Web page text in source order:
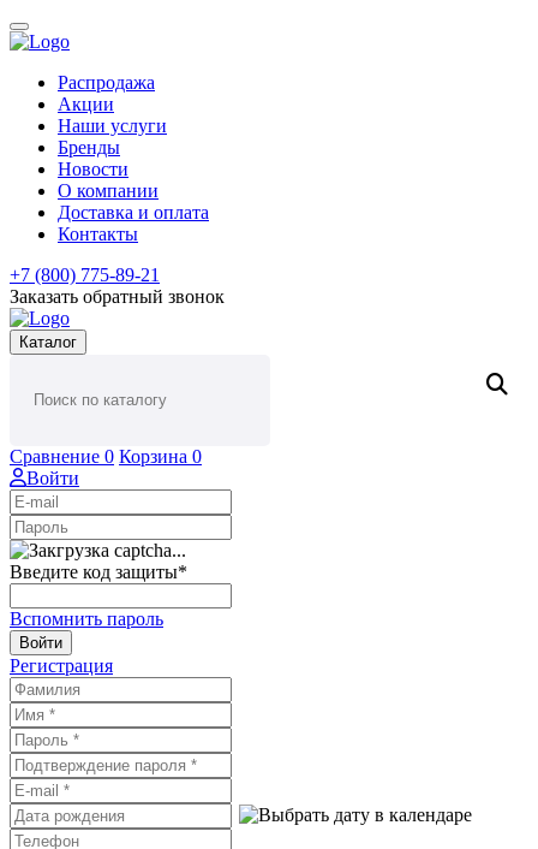
Распродажа
Акции
Наши услуги
Бренды
Новости
О компании
Доставка и оплата
Контакты
+7 (800) 775-89-21
Заказать обратный звонок
Каталог
Сравнение 0 Корзина 0
Войти
Введите код защиты*
Вспомнить пароль
Войти
Регистрация